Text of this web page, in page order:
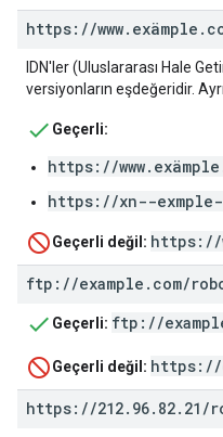
https: //www. exämple .
IDN'ler (Uluslararası Hale
versiyonların eşdeğeridir.
Geçerli:
https://
https://xn--exmple-
Geçerli değil: https://
ftp: //example . com/
Geçerli: ftp://
Geçerli değil: https://
https: //212. 96. 82. 21 /